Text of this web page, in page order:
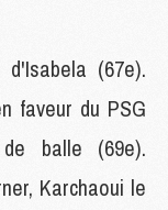
(67e).
faveur du PSG
balle (69e).
Karchaoui le